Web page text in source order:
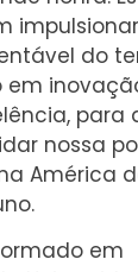
do
para
nossa
América
em